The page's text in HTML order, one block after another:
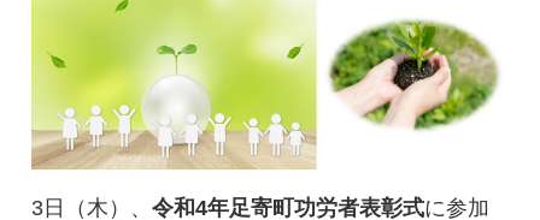
3日（木）、 令和4年足寄町功労者表彰式に参加